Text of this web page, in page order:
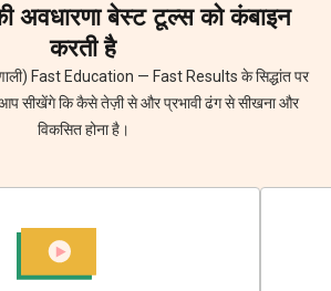
अवधारणाबेस्ट टूल्स को कंबाइन
करती है
Fast Education — Fast Results के सिद्धांत पर
सीखेंगे कि कैसे तेज़ी से और प्रभावी ढंग से सीखना और
विकसित होना है।